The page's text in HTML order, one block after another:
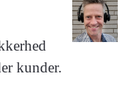
kunder.